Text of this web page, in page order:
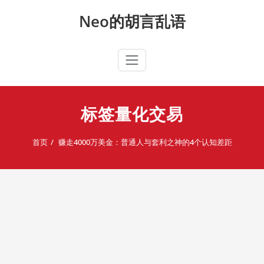
Neo的胡言乱语
标签量化交易
首页 赚走4000万美金：普通人与套利之神的4个认知差距